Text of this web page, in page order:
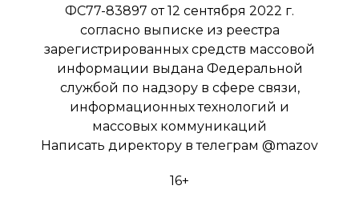
ФС77-83897 от 12 сентября 2022 г.
согласно выписке из реестра
зарегистрированных средств массовой
информации выдана Федеральной
службой по надзору в сфере связи,
информационных технологий и
массовых коммуникаций
Написать директору в телеграм @mazov
16+